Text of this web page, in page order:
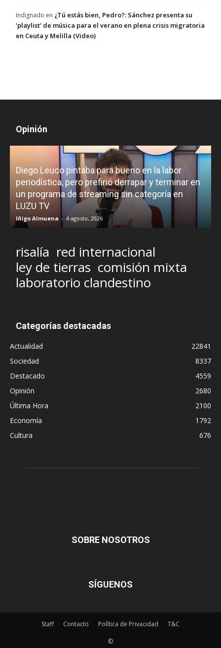
Indignado en ¿Tú estás bien, Pedro?: Sánchez presenta su
‘playlist’ de música para el verano en plena crisis migratoria
en Ceuta y Melilla (Video)
Opinión
Diego Leuco pintaba para bueno en la labor
periodística, pero prefirió derrapar y terminar en
un programa de streaming sin categoría en
LUZU TV
Iñigo Almuena - 4 agosto, 2026
risalía red internacional
ley de tierras comisión mixta
laboratorio clandestino
Categorías destacadas
Actualidad
22841
Sociedad
8337
Destacado
4559
Opinión
2680
Última Hora
2100
Economía
1792
Cultura
676
SOBRE NOSOTROS
SÍGUENOS
Staff Contacto Política de Privacidad T&C
©